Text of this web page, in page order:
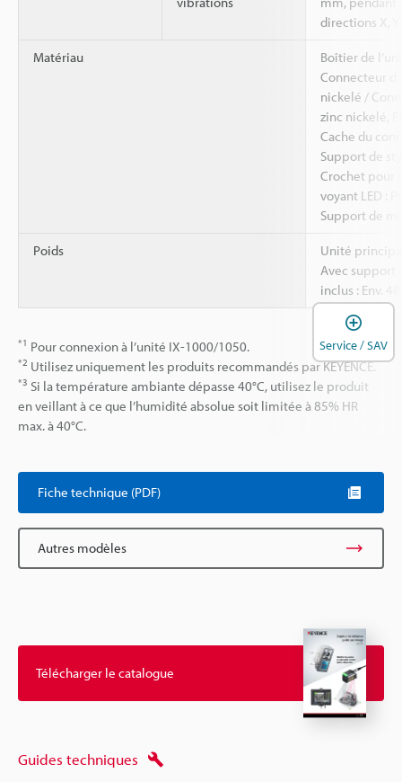
directions X,
Matériau
Boîtier de
Connecteur
nickelé /
zinc nickelé,
Cache du
Support de
Crochet pour
voyant LED :
Support de
Poids
Unité
Avec support
inclus : Env.
*1 Pour connexion à l’unité IX-1000/1050.
*2 Utilisez uniquement les produits recommandés par KEYENCE.
*3 Si la température ambiante dépasse 40°C, utilisez le produit
en veillant à ce que l’humidité absolue soit limitée à 85% HR
max. à 40°C.
Fiche technique (PDF)
Autres modèles
Télécharger le catalogue
Guides techniques
Service / SAV